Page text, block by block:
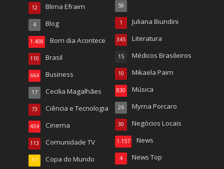
Blima Efraim
12
Blog
4
Bom dia Acontece
1.408
Brasil
110
Business
664
Cecilia Magalhães
17
Ciência e Tecnologia
73
Cinema
434
Comunidade TV
113
Copa do Mundo
17
59
Juliana Biundini
1
Literatura
345
Médicos Brasileiros
15
Mikaela Paim
10
Música
830
Myrna Porcaro
26
Negócios Locais
30
News
1.157
News Top
4